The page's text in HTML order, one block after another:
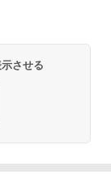
させる